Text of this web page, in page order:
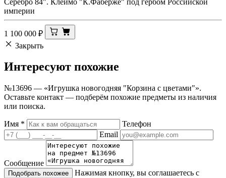
империи
1 100 000 ₽
Закрыть
Интересуют похожие
№13696 — «Игрушка новогодняя "Корзина с цветами"».
Оставьте контакт — подберём похожие предметы из наличия
или поиска.
Имя *
Телефон
Email
Сообщение
Подобрать похожее
Нажимая кнопку, вы соглашаетесь с